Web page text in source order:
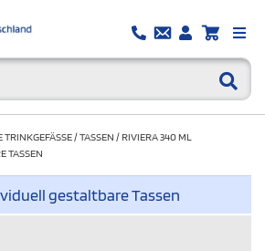
/TASSEN /RIVIERA 340 ML
TASSEN
gestaltbare Tassen